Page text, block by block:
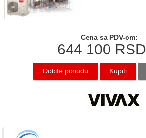
Cena sa PDV-om:
644 100 RSD
Dobite ponudu Kupiti